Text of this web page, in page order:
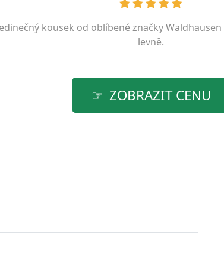
kousek od oblíbené značkyWaldhausen
levně.
ZOBRAZIT CENU